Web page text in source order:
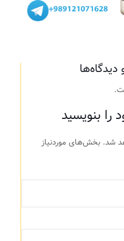
بنویسید
شد. بخش‌های موردنیاز